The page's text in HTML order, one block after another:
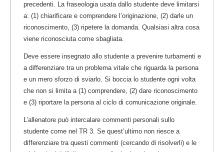
precedenti. La fraseologia usata dallo studente deve limitarsi
a: (1) chiarificare e comprendere l’originazione, (2) darle un
riconoscimento, (3) ripetere la domanda. Qualsiasi altra cosa
viene riconosciuta come sbagliata.
Deve essere insegnato allo studente a prevenire turbamenti e
a differenziare tra un problema vitale che riguarda la persona
e un mero sforzo di sviarlo. Si boccia lo studente ogni volta
che non si limita a (1) comprendere, (2) dare riconoscimento
e (3) riportare la persona al ciclo di comunicazione originale.
L’allenatore può intercalare commenti personali sullo
studente come nel TR 3. Se quest’ultimo non riesce a
differenziare tra questi commenti (cercando di risolverli) e le